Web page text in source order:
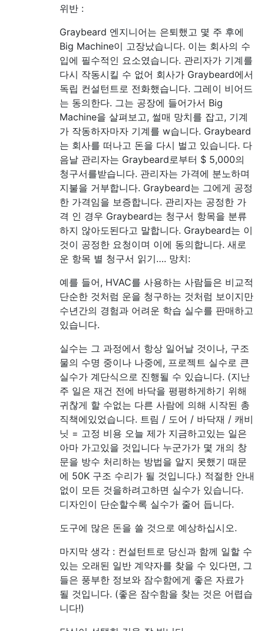
위반 :
Graybeard 엔지니어는 은퇴했고 몇 주 후에
Big Machine이 고장났습니다. 이는 회사의 수
입에 필수적인 요소였습니다. 관리자가 기계를
다시 작동시킬 수 없어 회사가 Graybeard에서
독립 컨설턴트로 전화했습니다. 그레이 비어드
는 동의한다. 그는 공장에 들어가서 Big
Machine을 살펴보고, 썰매 망치를 잡고, 기계
가 작동하자마자 기계를 w습니다. Graybeard
는 회사를 떠나고 돈을 다시 벌고 있습니다. 다
음날 관리자는 Graybeard로부터 $ 5,000의
청구서를받습니다. 관리자는 가격에 분노하며
지불을 거부합니다. Graybeard는 그에게 공정
한 가격임을 보증합니다. 관리자는 공정한 가
격 인 경우 Graybeard는 청구서 항목을 분류
하지 않아도된다고 말합니다. Graybeard는 이
것이 공정한 요청이며 이에 동의합니다. 새로
운 항목 별 청구서 읽기…. 망치:
예를 들어, HVAC를 사용하는 사람들은 비교적
단순한 것처럼 운을 청구하는 것처럼 보이지만
수년간의 경험과 어려운 학습 실수를 판매하고
있습니다.
실수는 그 과정에서 항상 일어날 것이나, 구조
물의 수명 중이나 나중에, 프로젝트 실수로 큰
실수가 계단식으로 진행될 수 있습니다. (지난
주 일은 재건 전에 바닥을 평평하게하기 위해
귀찮게 할 수없는 다른 사람에 의해 시작된 총
직책에있었습니다. 트림 / 도어 / 바닥재 / 캐비
닛 = 고정 비용 오늘 제가 지금하고있는 일은
아마 가고있을 것입니다 누군가가 몇 개의 창
문을 방수 처리하는 방법을 알지 못했기 때문
에 50K 구조 수리가 될 것입니다.) 적절한 안내
없이 모든 것을하려고하면 실수가 있습니다.
디자인이 단순할수록 실수가 줄어 듭니다.
도구에 많은 돈을 쓸 것으로 예상하십시오.
마지막 생각 : 컨설턴트로 당신과 함께 일할 수
있는 오래된 일반 계약자를 찾을 수 있다면, 그
들은 풍부한 정보와 잠수함에게 좋은 자료가
될 것입니다. (좋은 잠수함을 찾는 것은 어렵습
니다!)